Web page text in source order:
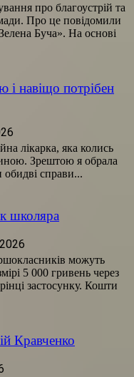
про благоустрій та
Про це повідомили
Буча». На основі
і навіщо потрібен
лікарка, яка колись
Зрештою я обрала
справи...
школяра
можуть
5 000 гривень через
застосунку. Кошти
Кравченко